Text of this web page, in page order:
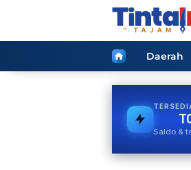
HomeDaerah
Saldo &